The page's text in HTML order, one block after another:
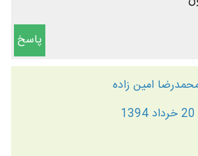
پاسخ
امين زاده
20 خرداد 1394